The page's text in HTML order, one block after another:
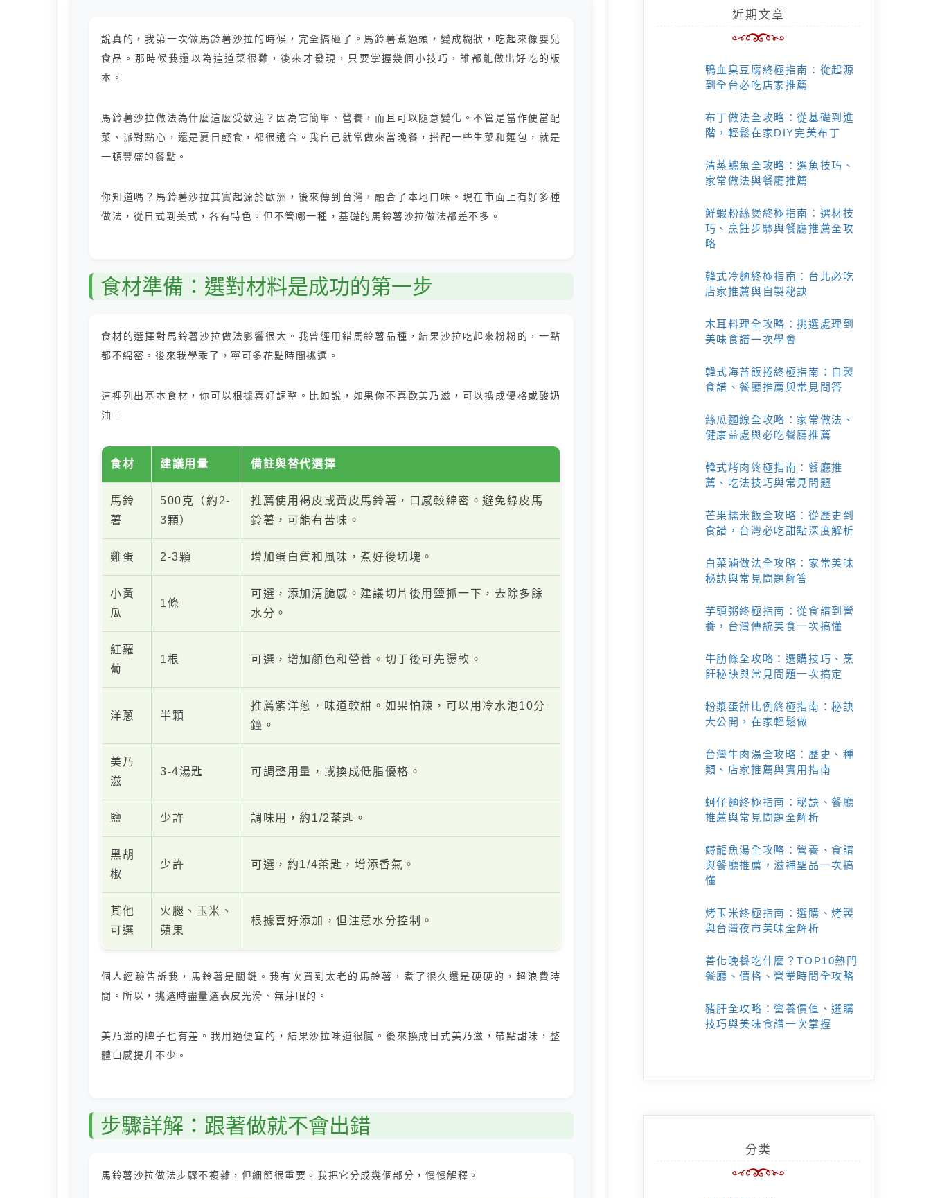
說真的，我第一次做馬鈴薯沙拉的時候，完全搞砸了。馬鈴薯煮過頭，變成糊狀，吃起來像嬰兒
食品。那時候我還以為這道菜很難，後來才發現，只要掌握幾個小技巧，誰都能做出好吃的版
本。
馬鈴薯沙拉做法為什麼這麼受歡迎？因為它簡單、營養，而且可以隨意變化。不管是當作便當配
菜、派對點心，還是夏日輕食，都很適合。我自己就常做來當晚餐，搭配一些生菜和麵包，就是
一頓豐盛的餐點。
你知道嗎？馬鈴薯沙拉其實起源於歐洲，後來傳到台灣，融合了本地口味。現在市面上有好多種
做法，從日式到美式，各有特色。但不管哪一種，基礎的馬鈴薯沙拉做法都差不多。
食材準備：選對材料是成功的第一步
食材的選擇對馬鈴薯沙拉做法影響很大。我曾經用錯馬鈴薯品種，結果沙拉吃起來粉粉的，一點
都不綿密。後來我學乖了，寧可多花點時間挑選。
這裡列出基本食材，你可以根據喜好調整。比如說，如果你不喜歡美乃滋，可以換成優格或酸奶
油。
食材 建議用量 備註與替代選擇
馬鈴
薯
500克（約2-
3顆）
推薦使用褐皮或黃皮馬鈴薯，口感較綿密。避免綠皮馬
鈴薯，可能有苦味。
雞蛋 2-3顆 增加蛋白質和風味，煮好後切塊。
小黃
瓜
1條
可選，添加清脆感。建議切片後用鹽抓一下，去除多餘
水分。
紅蘿
蔔
1根 可選，增加顏色和營養。切丁後可先燙軟。
洋蔥 半顆
推薦紫洋蔥，味道較甜。如果怕辣，可以用冷水泡10分
鐘。
美乃
滋
3-4湯匙 可調整用量，或換成低脂優格。
鹽 少許 調味用，約1/2茶匙。
黑胡
椒
少許 可選，約1/4茶匙，增添香氣。
其他
可選
火腿、玉米、
蘋果
根據喜好添加，但注意水分控制。
個人經驗告訴我，馬鈴薯是關鍵。我有次買到太老的馬鈴薯，煮了很久還是硬硬的，超浪費時
間。所以，挑選時盡量選表皮光滑、無芽眼的。
美乃滋的牌子也有差。我用過便宜的，結果沙拉味道很膩。後來換成日式美乃滋，帶點甜味，整
體口感提升不少。
步驟詳解：跟著做就不會出錯
馬鈴薯沙拉做法步驟不複雜，但細節很重要。我把它分成幾個部分，慢慢解釋。
近期文章
鴨血臭豆腐終極指南：從起源
到全台必吃店家推薦
布丁做法全攻略：從基礎到進
階，輕鬆在家DIY完美布丁
清蒸鱸魚全攻略：選魚技巧、
家常做法與餐廳推薦
鮮蝦粉絲煲終極指南：選材技
巧、烹飪步驟與餐廳推薦全攻
略
韓式冷麵終極指南：台北必吃
店家推薦與自製秘訣
木耳料理全攻略：挑選處理到
美味食譜一次學會
韓式海苔飯捲終極指南：自製
食譜、餐廳推薦與常見問答
絲瓜麵線全攻略：家常做法、
健康益處與必吃餐廳推薦
韓式烤肉終極指南：餐廳推
薦、吃法技巧與常見問題
芒果糯米飯全攻略：從歷史到
食譜，台灣必吃甜點深度解析
白菜滷做法全攻略：家常美味
秘訣與常見問題解答
芋頭粥終極指南：從食譜到營
養，台灣傳統美食一次搞懂
牛肋條全攻略：選購技巧、烹
飪秘訣與常見問題一次搞定
粉漿蛋餅比例終極指南：秘訣
大公開，在家輕鬆做
台灣牛肉湯全攻略：歷史、種
類、店家推薦與實用指南
蚵仔麵終極指南：秘訣、餐廳
推薦與常見問題全解析
鱘龍魚湯全攻略：營養、食譜
與餐廳推薦，滋補聖品一次搞
懂
烤玉米終極指南：選購、烤製
與台灣夜市美味全解析
善化晚餐吃什麼？TOP10熱門
餐廳、價格、營業時間全攻略
豬肝全攻略：營養價值、選購
技巧與美味食譜一次掌握
分类